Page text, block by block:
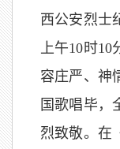
西公安烈士
上午10时
容庄严、神
国歌唱毕，
烈致敬。在